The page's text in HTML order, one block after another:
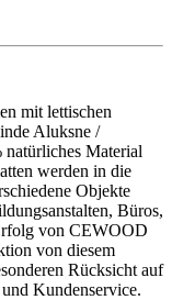
mit lettischen
Aluksne /
Material
werden in die
Objekte
Büros,
von CEWOOD
von diesem
Rücksicht auf
Kundenservice.